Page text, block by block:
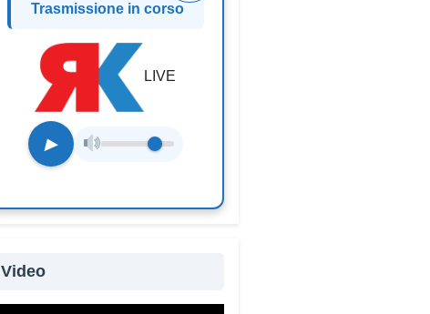
Trasmissione in corso
LIVE
▶
Video